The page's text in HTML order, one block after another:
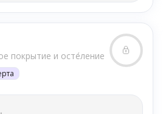
покрытие и осте́ление